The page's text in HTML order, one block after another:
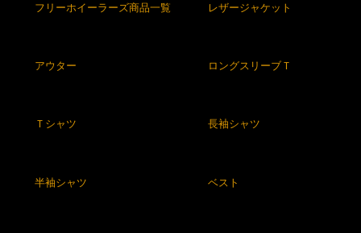
フリーホイーラーズ商品一覧 レザージャケット
アウター ロングスリーブＴ
Ｔシャツ 長袖シャツ
半袖シャツ ベスト